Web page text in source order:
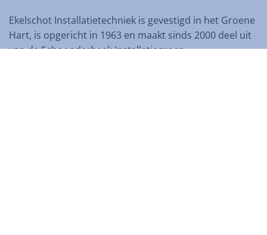
Ekelschot Installatietechniek is gevestigd in het Groene
Hart, is opgericht in 1963 en maakt sinds 2000 deel uit
van de Schoonderbeek Installatiegroep.